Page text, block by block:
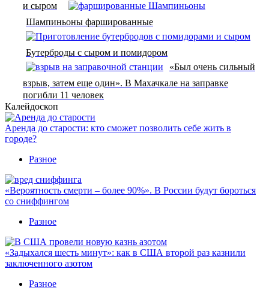
и сыром
Шампиньоны фаршированные
Бутерброды с сыром и помидором
«Был очень сильный
взрыв, затем еще один». В Махачкале на заправке
погибли 11 человек
Калейдоскоп
Аренда до старости: кто сможет позволить себе жить в
городе?
Разное
«Вероятность смерти – более 90%». В России будут бороться
со сниффингом
Разное
«Задыхался шесть минут»: как в США второй раз казнили
заключенного азотом
Разное